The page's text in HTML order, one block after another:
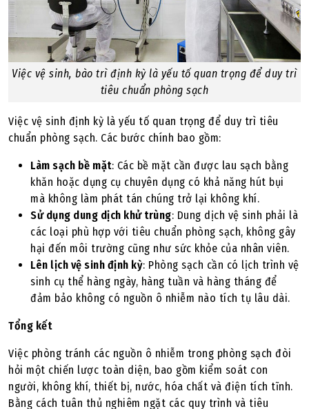
Việc vệ sinh, bào trì định kỳ là yếu tố quan trọng để duy trì
tiêu chuẩn phòng sạch
Việc vệ sinh định kỳ là yếu tố quan trọng để duy trì tiêu
chuẩn phòng sạch. Các bước chính bao gồm:
Làm sạch bề mặt: Các bề mặt cần được lau sạch bằng
khăn hoặc dụng cụ chuyên dụng có khả năng hút bụi
mà không làm phát tán chúng trở lại không khí.
Sử dụng dung dịch khử trùng: Dung dịch vệ sinh phải là
các loại phù hợp với tiêu chuẩn phòng sạch, không gây
hại đến môi trường cũng như sức khỏe của nhân viên.
Lên lịch vệ sinh định kỳ: Phòng sạch cần có lịch trình vệ
sinh cụ thể hàng ngày, hàng tuần và hàng tháng để
đảm bảo không có nguồn ô nhiễm nào tích tụ lâu dài.
Tổng kết
Việc phòng tránh các nguồn ô nhiễm trong phòng sạch đòi
hỏi một chiến lược toàn diện, bao gồm kiểm soát con
người, không khí, thiết bị, nước, hóa chất và điện tích tĩnh.
Bằng cách tuân thủ nghiêm ngặt các quy trình và tiêu